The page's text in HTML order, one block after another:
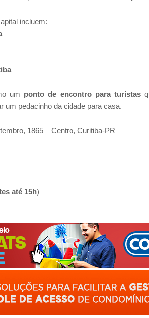
incluem:
um ponto de encontro para turistas
um pedacinho da cidade para casa.
1865 – Centro, Curitiba-PR
até 15h)